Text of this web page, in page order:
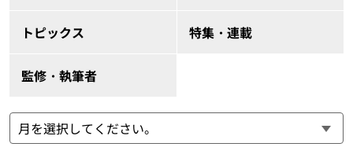
トピックス 特集・連載
監修・執筆者